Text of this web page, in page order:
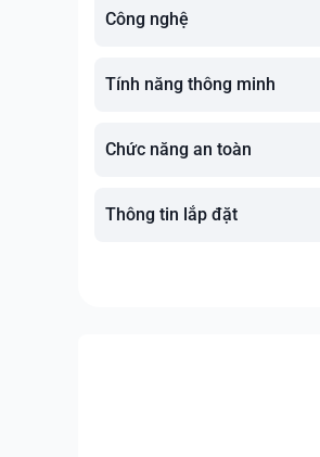
Công nghệ
Tính năng thông minh
Chức năng an toàn
Thông tin lắp đặt